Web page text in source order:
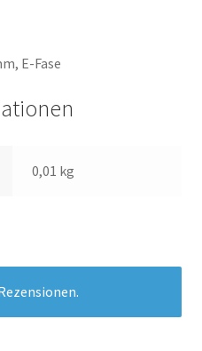
E-Fase
0,01 kg